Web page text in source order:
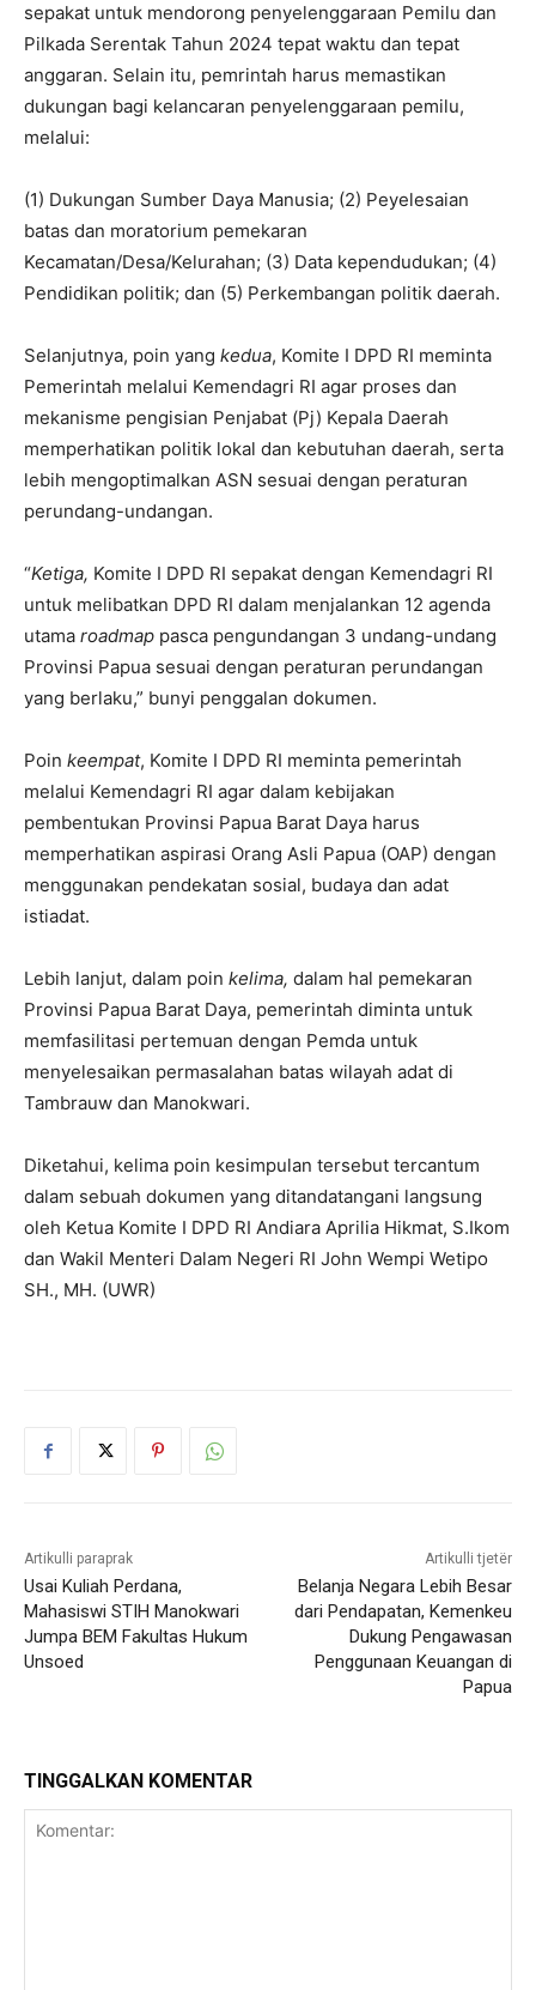
sepakat untuk mendorong penyelenggaraan Pemilu dan
Pilkada Serentak Tahun 2024 tepat waktu dan tepat
anggaran. Selain itu, pemrintah harus memastikan
dukungan bagi kelancaran penyelenggaraan pemilu,
melalui:
(1) Dukungan Sumber Daya Manusia; (2) Peyelesaian
batas dan moratorium pemekaran
Kecamatan/Desa/Kelurahan; (3) Data kependudukan; (4)
Pendidikan politik; dan (5) Perkembangan politik daerah.
Selanjutnya, poin yang kedua, Komite I DPD RI meminta
Pemerintah melalui Kemendagri RI agar proses dan
mekanisme pengisian Penjabat (Pj) Kepala Daerah
memperhatikan politik lokal dan kebutuhan daerah, serta
lebih mengoptimalkan ASN sesuai dengan peraturan
perundang-undangan.
“Ketiga, Komite I DPD RI sepakat dengan Kemendagri RI
untuk melibatkan DPD RI dalam menjalankan 12 agenda
utama roadmap pasca pengundangan 3 undang-undang
Provinsi Papua sesuai dengan peraturan perundangan
yang berlaku,” bunyi penggalan dokumen.
Poin keempat, Komite I DPD RI meminta pemerintah
melalui Kemendagri RI agar dalam kebijakan
pembentukan Provinsi Papua Barat Daya harus
memperhatikan aspirasi Orang Asli Papua (OAP) dengan
menggunakan pendekatan sosial, budaya dan adat
istiadat.
Lebih lanjut, dalam poin kelima, dalam hal pemekaran
Provinsi Papua Barat Daya, pemerintah diminta untuk
memfasilitasi pertemuan dengan Pemda untuk
menyelesaikan permasalahan batas wilayah adat di
Tambrauw dan Manokwari.
Diketahui, kelima poin kesimpulan tersebut tercantum
dalam sebuah dokumen yang ditandatangani langsung
oleh Ketua Komite I DPD RI Andiara Aprilia Hikmat, S.Ikom
dan Wakil Menteri Dalam Negeri RI John Wempi Wetipo
SH., MH. (UWR)
Artikulli paraprak
Usai Kuliah Perdana,
Mahasiswi STIH Manokwari
Jumpa BEM Fakultas Hukum
Unsoed
Artikulli tjetër
Belanja Negara Lebih Besar
dari Pendapatan, Kemenkeu
Dukung Pengawasan
Penggunaan Keuangan di
Papua
TINGGALKAN KOMENTAR